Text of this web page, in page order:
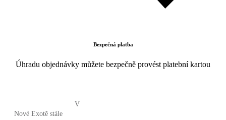
Bezpečná platba
Úhradu objednávky můžete bezpečně provést platební kartou
V
Nové Exotě stále